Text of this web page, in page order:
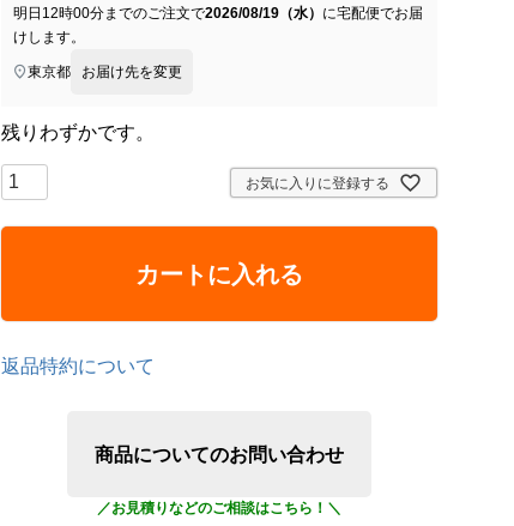
明日 12時00分までのご注文で2026/08/19（水） に宅配便でお届
けします。
東京都 お届け先を変更
残りわずかです。
お気に入りに登録する
カートに入れる
返品特約について
商品についてのお問い合わせ